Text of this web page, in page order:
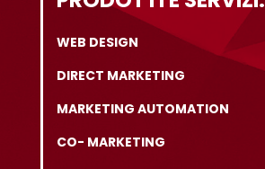
WEB DESIGN
DIRECT MARKETING
MARKETING AUTOMATION
CO- MARKETING